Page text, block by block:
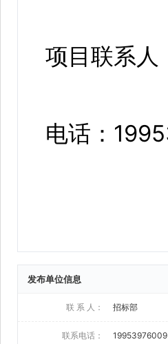
发布单位信息
联 系 人： 招标部
联系电话： 19953976009